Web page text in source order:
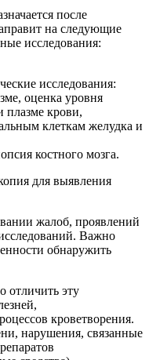
после
на следующие
исследования:
исследования:
оценка уровня
плазме крови,
клеткам желудка и
костного мозга.
для выявления
жалоб, проявлений
Важно
обнаружить
отличить эту
кроветворения.
нарушения, связанные